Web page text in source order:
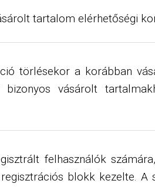
tartalom elérhetőségi
törlésekor a korábban
vásárolt
felhasználók
blokk kezelte.